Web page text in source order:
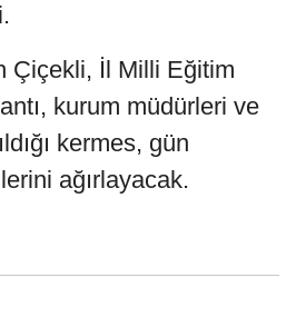
Çiçekli, İl Milli Eğitim
kurum müdürleri ve
kermes, gün
ağırlayacak.